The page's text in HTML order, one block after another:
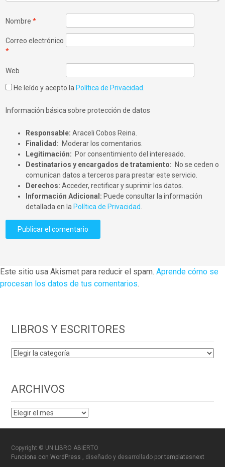
Nombre*
Correo electrónico
*
Web
He leído y acepto la Política de Privacidad
Información básica sobre protección de datos
Responsable: Araceli Cobos Reina.
Finalidad: Moderar los comentarios.
Legitimación: Por consentimiento del interesado.
Destinatarios y encargados de tratamiento: No se ceden o
comunican datos a terceros para prestar este servicio.
Derechos: Acceder, rectificar y suprimir los datos.
Información Adicional: Puede consultar la información
detallada en la Política de Privacidad
Este sitio usa Akismet para reducir el spam. Aprende cómo se
procesan los datos de tus comentarios.
LIBROS Y ESCRITORES
LIBROS
ARCHIVOS
ARCHIVOS
Copyright © UN LIBRO ABIERTO
Funciona con WordPress , diseñado y desarrollado portemplatesnext